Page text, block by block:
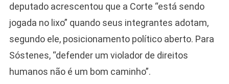
deputado acrescentou que a Corte “está sendo
jogada no lixo” quando seus integrantes adotam,
segundo ele, posicionamento político aberto. Para
Sóstenes, “defender um violador de direitos
humanos não é um bom caminho”.